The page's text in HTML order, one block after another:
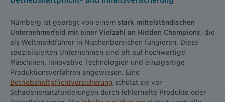
Nürnberg ist geprägt von einem stark mittelständischen
Unternehmerfeld mit einer Vielzahl an Hidden Champions, die
als Weltmarktführer in Nischenbereichen fungieren. Diese
spezialisierten Unternehmen sind oft auf hochwertige
Maschinen, innovative Technologien und einzigartige
Produktionsverfahren angewiesen. Eine
Betriebshaftpflichtversicherung schützt sie vor
Schadenersatzforderungen durch fehlerhafte Produkte oder